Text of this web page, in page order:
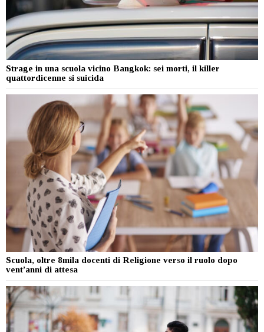
Strage in una scuola vicino Bangkok: sei morti, il killer
quattordicenne si suicida
Scuola, oltre 8mila docenti di Religione verso il ruolo dopo
vent’anni di attesa